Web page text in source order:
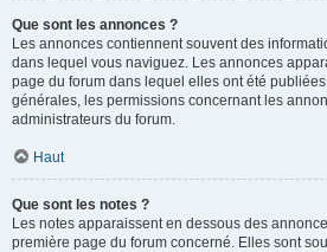
Que sont les annonces ?
Les annonces contiennent souvent des
dans lequel vous naviguez. Les annonces
page du forum dans lequel elles ont été
générales, les permissions concernant les
administrateurs du forum.
Haut
Que sont les notes ?
Les notes apparaissent en dessous des
première page du forum concerné. Elles sont